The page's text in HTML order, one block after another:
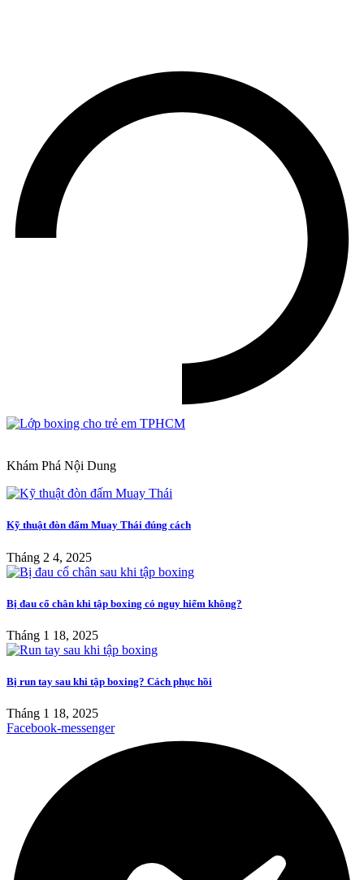
Khám Phá Nội Dung
Kỹ thuật đòn đấm Muay Thái đúng cách
Tháng 2 4, 2025
Bị đau cổ chân khi tập boxing có nguy hiểm không?
Tháng 1 18, 2025
Bị run tay sau khi tập boxing? Cách phục hồi
Tháng 1 18, 2025
Facebook-messenger